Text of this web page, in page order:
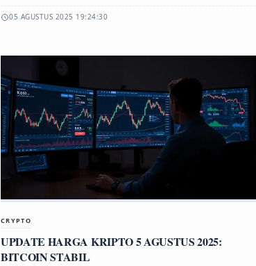
05 AGUSTUS 2025 19:24:30
CRYPTO
UPDATE HARGA KRIPTO 5 AGUSTUS 2025:
BITCOIN STABIL